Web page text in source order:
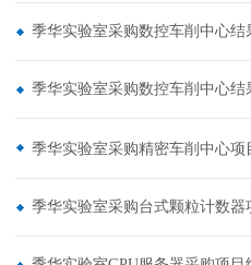
季华实验室采购数控车削中心结
季华实验室采购数控车削中心结
季华实验室采购精密车削中心项
季华实验室采购台式颗粒计数器